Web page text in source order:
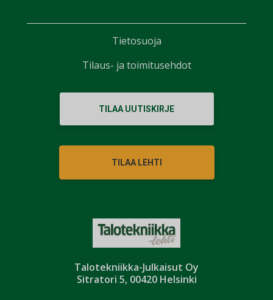
Talotekniikka-Julkaisut Oy
Sitratori 5, 00420 Helsinki
TILAA UUTISKIRJE
TILAA LEHTI
Tietosuoja
Tilaus- ja toimitusehdot